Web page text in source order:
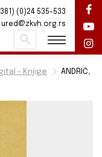
- Knjige
ANDRIĆ,
(0)24 535-533
ured@zkvh.org.rs
Pretraži